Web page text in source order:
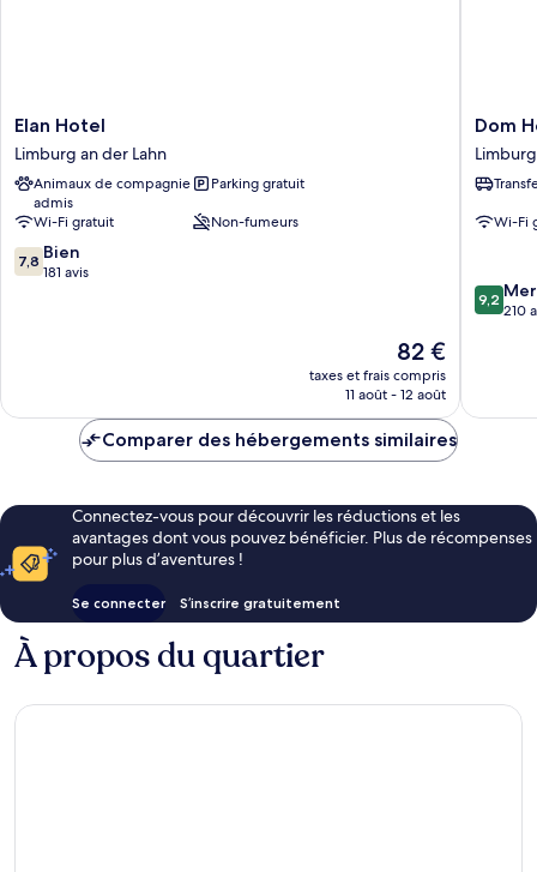
Elan
Hotel
Limburg
an
der
Lahn
Elan Hotel
Limburg an der Lahn
Animaux de compagnie
admis
Parking gratuit
Wi-Fi gratuit
Non-fumeurs
7.8
sur
7,8 Bien
181 avis
Le
nouveau
prix
de
82 €
taxes et frais compris
11 août - 12 août
Dom
Hotel
Limburg
Limburg
der
Dom
Wi-Fi
9.2
sur
9,2
210
Comparer des hébergements similaires
Connectez-vous pour découvrir les réductions et les
avantages dont vous pouvez bénéficier. Plus de récompenses
pour plus d’aventures !
Se connecter S’inscrire gratuitement
À propos du quartier